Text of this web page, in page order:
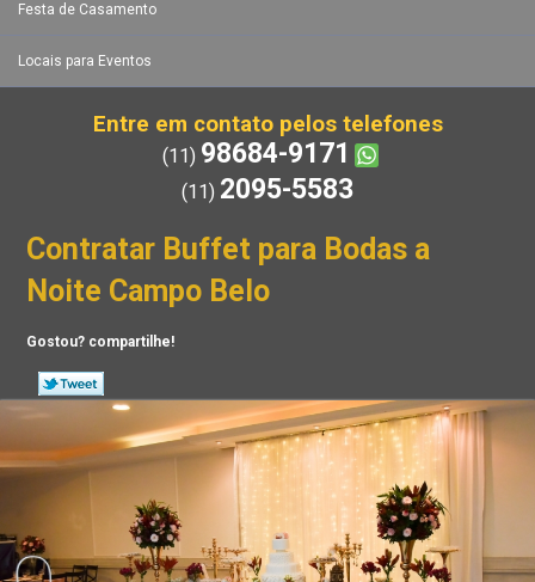
Festa de Casamento
Locais para Eventos
Entre em contato pelos telefones
(11) 98684-9171
(11) 2095-5583
Contratar Buffet para Bodas a
Noite Campo Belo
Gostou? compartilhe!